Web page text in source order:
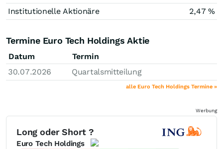
Institutionelle Aktionäre
2,47 %
Termine Euro Tech Holdings Aktie
Datum
Termin
30.07.2026
Quartalsmitteilung
alle Euro Tech Holdings Termine »
Werbung
Long oder Short ?
Euro Tech Holdings